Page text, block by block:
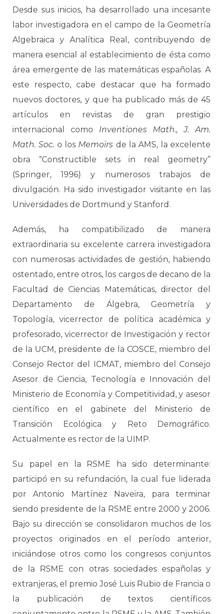
Desde sus inicios, ha desarrollado una incesante
labor investigadora en el campo de la Geometría
Algebraica y Analítica Real, contribuyendo de
manera esencial al establecimiento de ésta como
área emergente de las matemáticas españolas. A
este respecto, cabe destacar que ha formado
nuevos doctores, y que ha publicado más de 45
artículos en revistas de gran prestigio
internacional como Inventiones Math., J. Am.
Math. Soc. o los Memoirs de la AMS, la excelente
obra “Constructible sets in real geometry”
(Springer, 1996) y numerosos trabajos de
divulgación. Ha sido investigador visitante en las
Universidades de Dortmund y Stanford.
Además, ha compatibilizado de manera
extraordinaria su excelente carrera investigadora
con numerosas actividades de gestión, habiendo
ostentado, entre otros, los cargos de decano de la
Facultad de Ciencias Matemáticas, director del
Departamento de Álgebra, Geometría y
Topología, vicerrector de política académica y
profesorado, vicerrector de Investigación y rector
de la UCM, presidente de la COSCE, miembro del
Consejo Rector del ICMAT, miembro del Consejo
Asesor de Ciencia, Tecnología e Innovación del
Ministerio de Economía y Competitividad, y asesor
científico en el gabinete del Ministerio de
Transición Ecológica y Reto Demográfico.
Actualmente es rector de la UIMP.
Su papel en la RSME ha sido determinante:
participó en su refundación, la cual fue liderada
por Antonio Martínez Naveira, para terminar
siendo presidente de la RSME entre 2000 y 2006.
Bajo su dirección se consolidaron muchos de los
proyectos originados en el período anterior,
iniciándose otros como los congresos conjuntos
de la RSME con otras sociedades españolas y
extranjeras, el premio José Luis Rubio de Francia o
la publicación de textos científicos